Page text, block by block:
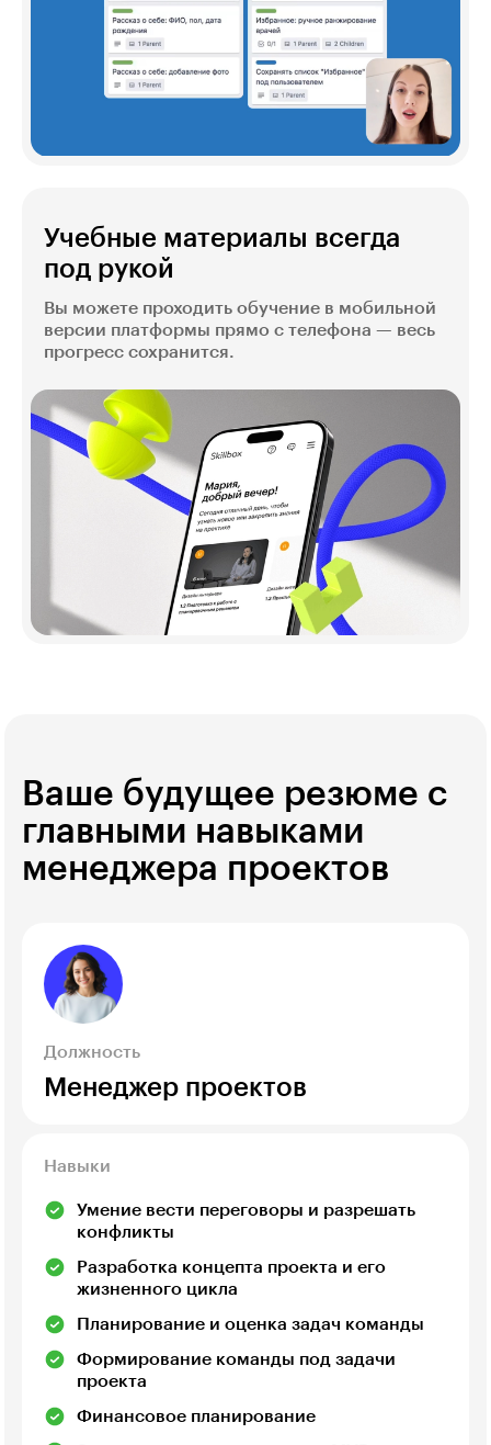
Учебные материалы всегда
под рукой
Вы можете проходить обучение в мобильной
версии платформы прямо с телефона — весь
прогресс сохранится.
Ваше будущее резюме с
главными навыками
менеджера проектов
Должность
Менеджер проектов
Навыки
Умение вести переговоры и разрешать
конфликты
Разработка концепта проекта и его
жизненного цикла
Планирование и оценка задач команды
Формирование команды под задачи
проекта
Финансовое планирование